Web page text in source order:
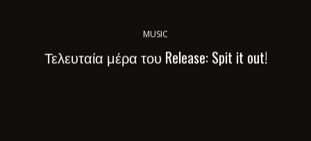
MUSIC
Τελευταία μέρα του Release: Spit it out!